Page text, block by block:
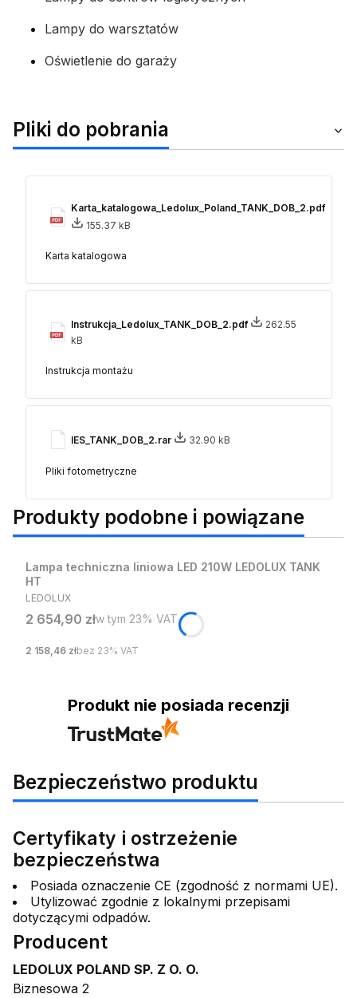
Lampy do warsztatów
Oświetlenie do garaży
Pliki do pobrania
Karta_katalogowa_Ledolux_Poland_TANK_DOB_2.pdf
155.37 kB
Karta katalogowa
Instrukcja_Ledolux_TANK_DOB_2.pdf
262.55
kB
Instrukcja montażu
IES_TANK_DOB_2.rar 32.90 kB
Pliki fotometryczne
Produkty podobne i powiązane
Lampa techniczna liniowa LED 210W LEDOLUX TANK
HT
PRODUCENT
LEDOLUX
Cena brutto
2 654,90 złw tym %s VAT
w tym 23% VAT
Cena netto
2 158,46 złbez 23% VAT
Produkt nie posiada recenzji
Bezpieczeństwo produktu
Certyfikaty i ostrzeżenie
bezpieczeństwa
Posiada oznaczenie CE (zgodność z normami UE).
Utylizować zgodnie z lokalnymi przepisami
dotyczącymi odpadów.
Producent
LEDOLUX POLAND SP. Z O. O.
Biznesowa 2